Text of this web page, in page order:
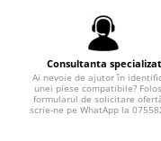
Filtre agent racire
Accesorii filtre
Filtre ulei
Consultanta
Ai nevoie de ajutor în
unei piese compatibile?
formularul de solicitare
scrie-ne pe WhatApp la